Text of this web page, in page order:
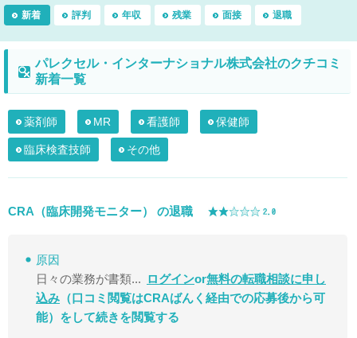
新着 評判 年収 残業 面接 退職
パレクセル・インターナショナル株式会社のクチコミ
新着一覧
薬剤師 MR 看護師 保健師
臨床検査技師 その他
CRA（臨床開発モニター） の退職
原因
日々の業務が書類... ログインor無料の転職相談に申し
込み （口コミ閲覧はCRAばんく経由での応募後から可
能） をして続きを閲覧する